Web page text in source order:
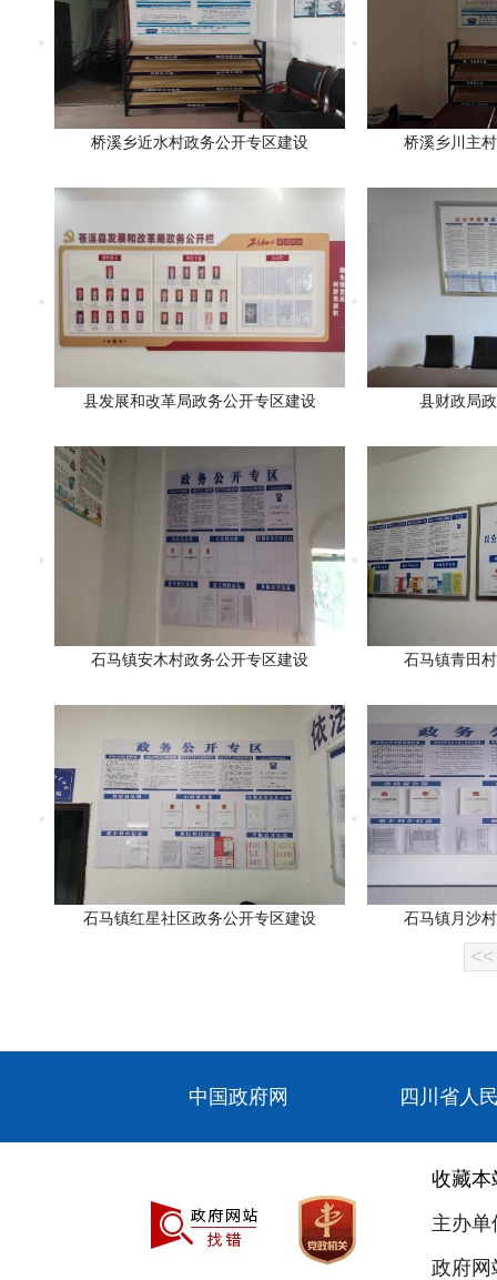
桥溪乡近水村政务公开专区建设 桥溪乡川主
县发展和改革局政务公开专区建设 县财政局
石马镇安木村政务公开专区建设 石马镇青田
石马镇红星社区政务公开专区建设 石马镇月沙
<<
中国政府网 四川省人
收藏本
主办
政府网